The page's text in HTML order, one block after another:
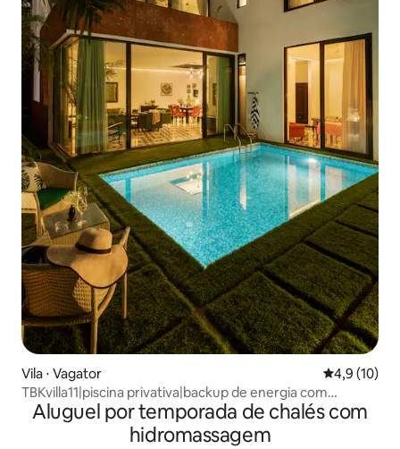
Vila ⋅ Vagator 4,9 de uma
4,9 (10)
TBKvilla11|piscina privativa|backup de energia com
inversor|zelador
Aluguel por temporada de chalés com
hidromassagem